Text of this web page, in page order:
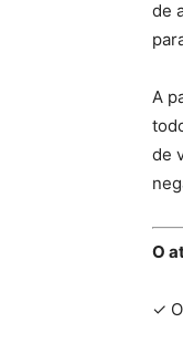
de
A
de
O
✓